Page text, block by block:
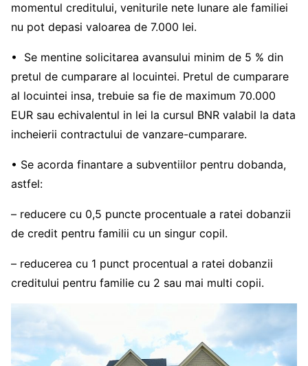
momentul creditului, veniturile nete lunare ale familiei
nu pot depasi valoarea de 7.000 lei.
• Se mentine solicitarea avansului minim de 5 % din
pretul de cumparare al locuintei. Pretul de cumparare
al locuintei insa, trebuie sa fie de maximum 70.000
EUR sau echivalentul in lei la cursul BNR valabil la data
incheierii contractului de vanzare-cumparare.
• Se acorda finantare a subventiilor pentru dobanda,
astfel:
– reducere cu 0,5 puncte procentuale a ratei dobanzii
de credit pentru familii cu un singur copil.
– reducerea cu 1 punct procentual a ratei dobanzii
creditului pentru familie cu 2 sau mai multi copii.